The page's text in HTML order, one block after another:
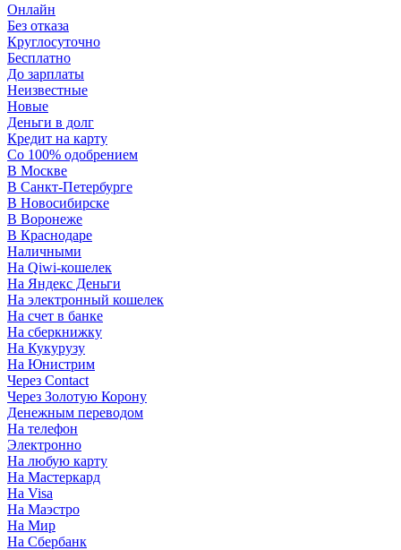
Онлайн
Без отказа
Круглосуточно
Бесплатно
До зарплаты
Неизвестные
Новые
Деньги в долг
Кредит на карту
Со 100% одобрением
В Москве
В Санкт-Петербурге
В Новосибирске
В Воронеже
В Краснодаре
Наличными
На Qiwi-кошелек
На Яндекс Деньги
На электронный кошелек
На счет в банке
На сберкнижку
На Кукурузу
На Юнистрим
Через Contact
Через Золотую Корону
Денежным переводом
На телефон
Электронно
На любую карту
На Мастеркард
На Visa
На Маэстро
На Мир
На Сбербанк